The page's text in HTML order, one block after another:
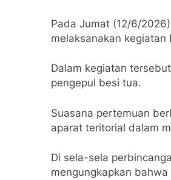
Pada Jumat (12/6/
melaksanakan kegiatan
Dalam kegiatan
pengepul besi tua.
Suasana pertemuan
aparat teritorial dalam
Di sela-sela
mengungkapkan